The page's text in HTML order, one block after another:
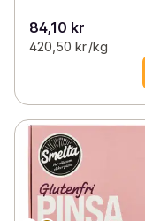
84,10 kr
420,50 kr /kg